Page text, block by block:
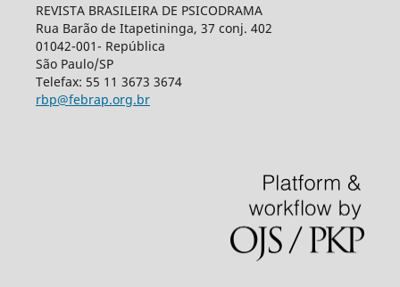
REVISTA BRASILEIRA DE PSICODRAMA
Rua Barão de Itapetininga, 37 conj. 402
01042-001- República
São Paulo/SP
Telefax: 55 11 3673 3674
rbp@febrap.org.br